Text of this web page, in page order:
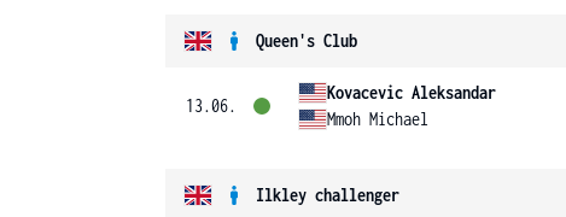
Queen's Club
13.06.
Kovacevic Aleksandar
Mmoh Michael
Ilkley challenger